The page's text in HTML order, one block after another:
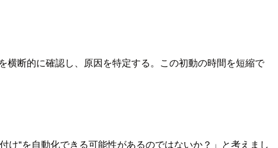
断的に確認し、原因を特定する。この初動の時間を短縮で
け"を自動化できる可能性があるのではないか？」と考えまし